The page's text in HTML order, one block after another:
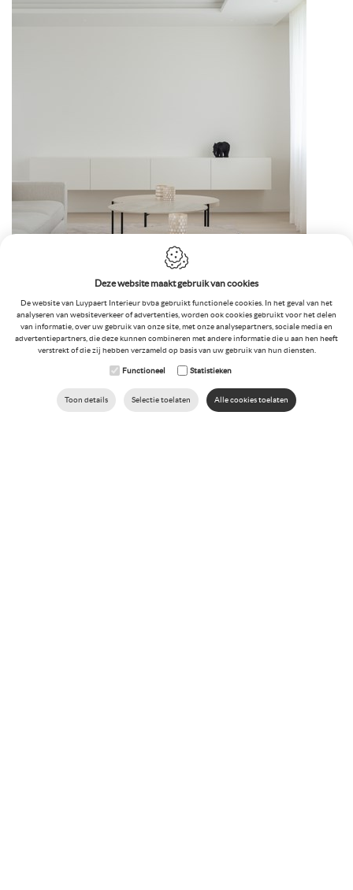
Deze website maakt gebruik van cookies
De website van Luypaert Interieur bvba gebruikt functionele cookies. In het geval van het
analyseren van websiteverkeer of advertenties, worden ook cookies gebruikt voor het delen
van informatie, over uw gebruik van onze site, met onze analysepartners, sociale media en
advertentiepartners, die deze kunnen combineren met andere informatie die u aan hen heeft
verstrekt of die zij hebben verzameld op basis van uw gebruik van hun diensten.
Functioneel Statistieken
Toon details Selectie toelaten Alle cookies toelaten
BEL NU